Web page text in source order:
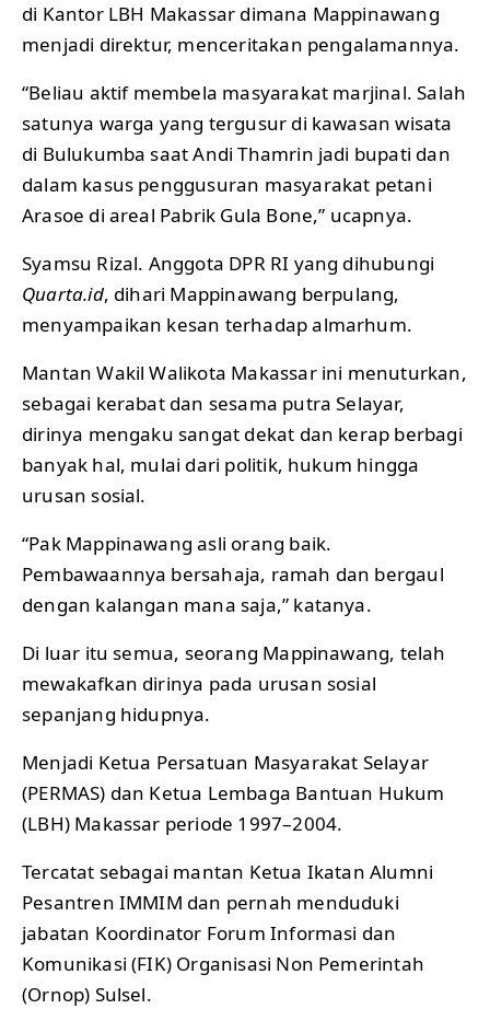
di Kantor LBH Makassar dimana Mappinawang
menjadi direktur, menceritakan pengalamannya.
“Beliau aktif membela masyarakat marjinal. Salah
satunya warga yang tergusur di kawasan wisata
di Bulukumba saat Andi Thamrin jadi bupati dan
dalam kasus penggusuran masyarakat petani
Arasoe di areal Pabrik Gula Bone,” ucapnya.
Syamsu Rizal. Anggota DPR RI yang dihubungi
Quarta.id, dihari Mappinawang berpulang,
menyampaikan kesan terhadap almarhum.
Mantan Wakil Walikota Makassar ini menuturkan,
sebagai kerabat dan sesama putra Selayar,
dirinya mengaku sangat dekat dan kerap berbagi
banyak hal, mulai dari politik, hukum hingga
urusan sosial.
“Pak Mappinawang asli orang baik.
Pembawaannya bersahaja, ramah dan bergaul
dengan kalangan mana saja,” katanya.
Di luar itu semua, seorang Mappinawang, telah
mewakafkan dirinya pada urusan sosial
sepanjang hidupnya.
Menjadi Ketua Persatuan Masyarakat Selayar
(PERMAS) dan Ketua Lembaga Bantuan Hukum
(LBH) Makassar periode 1997–2004.
Tercatat sebagai mantan Ketua Ikatan Alumni
Pesantren IMMIM dan pernah menduduki
jabatan Koordinator Forum Informasi dan
Komunikasi (FIK) Organisasi Non Pemerintah
(Ornop) Sulsel.